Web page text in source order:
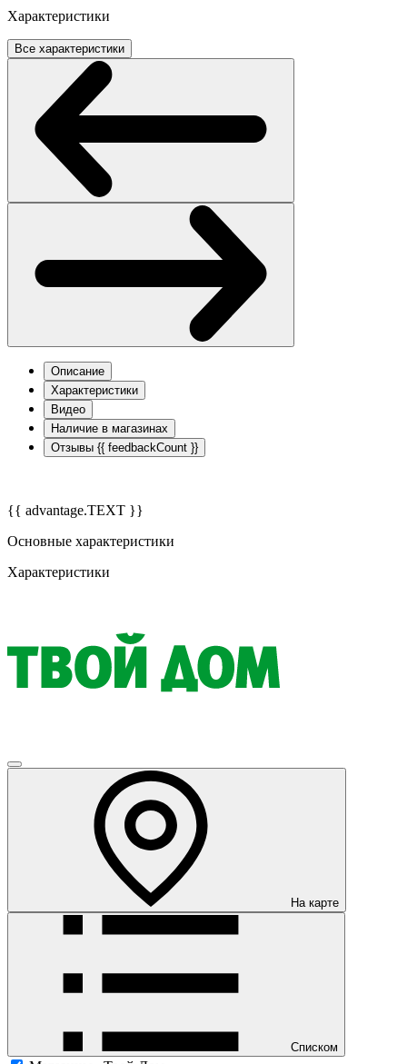
Характеристики
Все характеристики
Описание
Характеристики
Видео
Наличие в магазинах
Отзывы {{ feedbackCount }}
{{ advantage.TEXT }}
Основные характеристики
Характеристики
На карте
Списком